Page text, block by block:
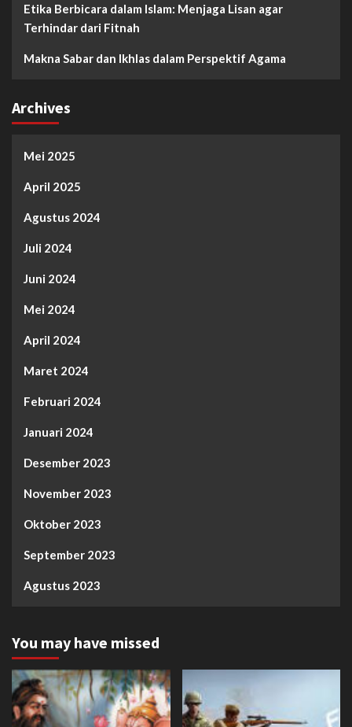
Etika Berbicara dalam Islam: Menjaga Lisan agar
Terhindar dari Fitnah
Makna Sabar dan Ikhlas dalam Perspektif Agama
Archives
Mei 2025
April 2025
Agustus 2024
Juli 2024
Juni 2024
Mei 2024
April 2024
Maret 2024
Februari 2024
Januari 2024
Desember 2023
November 2023
Oktober 2023
September 2023
Agustus 2023
You may have missed